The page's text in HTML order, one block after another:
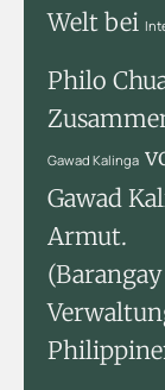
Welt bei
Philo
Gawad Kalinga
Gawad
Armut.